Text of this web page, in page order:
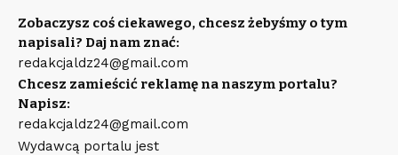
Zobaczysz coś ciekawego, chcesz żebyśmy o tym
napisali? Daj nam znać:
redakcjaldz24@gmail.com
Chcesz zamieścić reklamę na naszym portalu?
Napisz:
redakcjaldz24@gmail.com
Wydawcą portalu jest